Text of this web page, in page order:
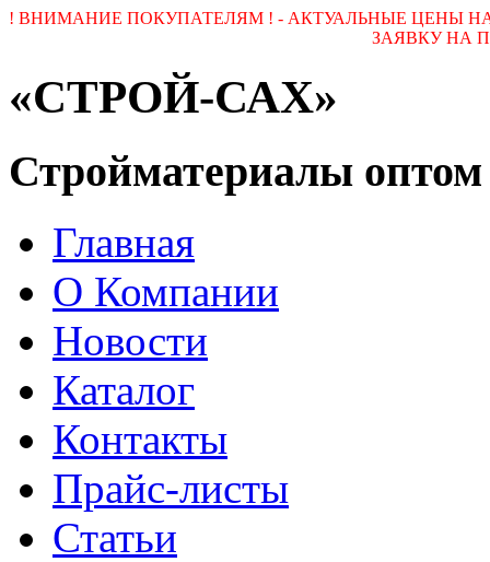
! ВНИМАНИЕ ПОКУПАТЕЛЯМ ! - АКТУАЛЬНЫЕ ЦЕНЫ
ЗАЯВКУ НА
«СТРОЙ-САХ»
Стройматериалы
Главная
О Компании
Новости
Каталог
Контакты
Прайс-листы
Статьи